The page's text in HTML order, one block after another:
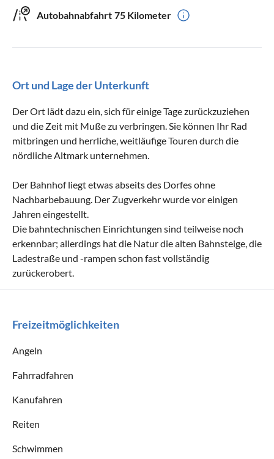
Autobahnabfahrt 75 Kilometer
Ort und Lage der Unterkunft
Der Ort lädt dazu ein, sich für einige Tage zurückzuziehen
und die Zeit mit Muße zu verbringen. Sie können Ihr Rad
mitbringen und herrliche, weitläufige Touren durch die
nördliche Altmark unternehmen.
Der Bahnhof liegt etwas abseits des Dorfes ohne
Nachbarbebauung. Der Zugverkehr wurde vor einigen
Jahren eingestellt.
Die bahntechnischen Einrichtungen sind teilweise noch
erkennbar; allerdings hat die Natur die alten Bahnsteige, die
Ladestraße und -rampen schon fast vollständig
zurückerobert.
Freizeitmöglichkeiten
Angeln
Fahrradfahren
Kanufahren
Reiten
Schwimmen